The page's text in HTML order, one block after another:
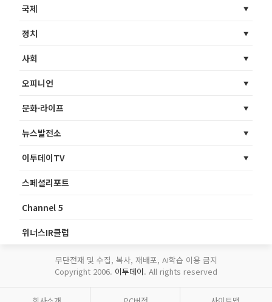
국제
정치
사회
오피니언
문화·라이프
뉴스발전소
이투데이TV
스페셜리포트
Channel 5
위너스IR클럽
무단전재 및 수집, 복사, 재배포, AI학습 이용 금지
Copyright 2006. 이투데이. All rights reserved